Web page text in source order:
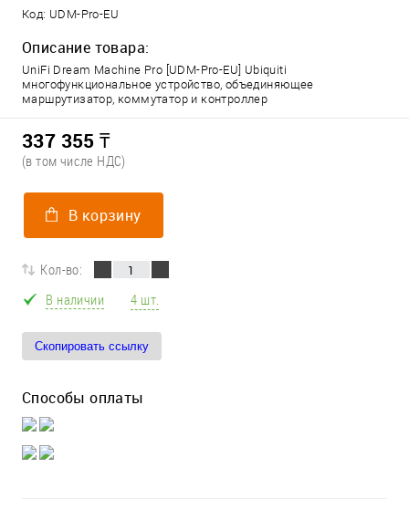
Код: UDM-Pro-EU
Описание товара:
UniFi Dream Machine Pro [UDM-Pro-EU] Ubiquiti
многофункциональное устройство, объединяющее
маршрутизатор, коммутатор и контроллер
337 355 ₸
(в том числе НДС)
В корзину
Кол-во:
В наличии
4 шт.
Скопировать ссылку
Способы оплаты